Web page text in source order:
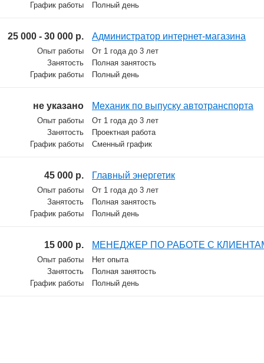
График работы
Полный день
25 000 - 30 000 р. Администратор интернет-магазина
Опыт работы
От 1 года до 3 лет
Занятость
Полная занятость
График работы
Полный день
не указано Механик по выпуску автотранспорта
Опыт работы
От 1 года до 3 лет
Занятость
Проектная работа
График работы
Сменный график
45 000 р. Главный энергетик
Опыт работы
От 1 года до 3 лет
Занятость
Полная занятость
График работы
Полный день
15 000 р. МЕНЕДЖЕР ПО РАБОТЕ С
Опыт работы
Нет опыта
Занятость
Полная занятость
График работы
Полный день